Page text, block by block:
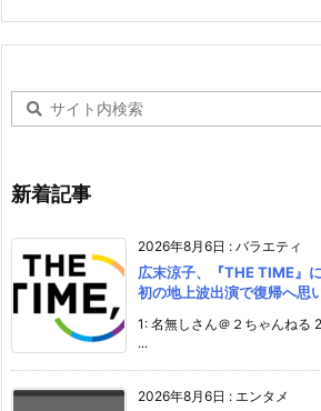
新着記事
2026年8月6日 : バラエティ
広末涼子、『THE TIME』
初の地上波出演で復帰へ思
1: 名無しさん＠２ちゃんね
...
2026年8月6日 : エンタメ